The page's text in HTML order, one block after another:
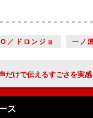
／ドロンジョ 一ノ
感しました」ドリームワークスのアニメーションで映画声優に初挑戦！ 『バ
ス